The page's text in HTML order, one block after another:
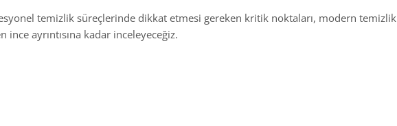
temizlik süreçlerinde dikkat etmesi gereken kritik noktaları, modern temizlik
ayrıntısına kadar inceleyeceğiz.